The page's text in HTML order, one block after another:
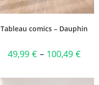
Tableau comics – Dauphin
49,99 € – 100,49 €